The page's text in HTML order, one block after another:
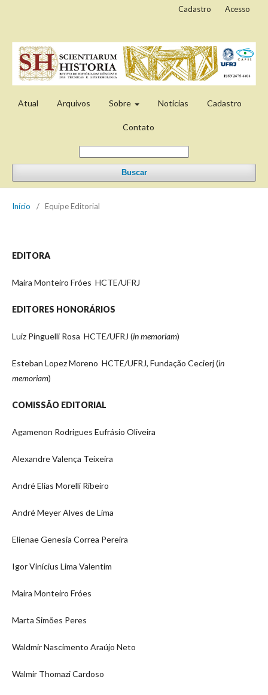
Atual Arquivos Sobre Notícias Cadastro
Contato
Buscar
Cadastro Acesso
Início / Equipe Editorial
EDITORA
Maira Monteiro Fróes HCTE/UFRJ
EDITORES HONORÁRIOS
Luiz Pinguelli Rosa HCTE/UFRJ (in memoriam)
Esteban Lopez Moreno HCTE/UFRJ, Fundação Cecierj (in
memoriam)
COMISSÃO EDITORIAL
Agamenon Rodrigues Eufrásio Oliveira
Alexandre Valença Teixeira
André Elias Morelli Ribeiro
André Meyer Alves de Lima
Elienae Genesia Correa Pereira
Igor Vinícius Lima Valentim
Maira Monteiro Fróes
Marta Simões Peres
Waldmir Nascimento Araújo Neto
Walmir Thomazi Cardoso